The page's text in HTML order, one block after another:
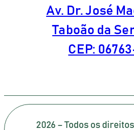
Av. Dr. José
Taboão da
CEP:
2026 – Todos os